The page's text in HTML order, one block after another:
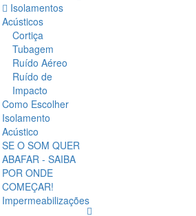
Isolamentos
Acústicos
Cortiça
Tubagem
Ruído Aéreo
Ruído de
Impacto
Como Escolher
Isolamento
Acústico
SE O SOM QUER
ABAFAR - SAIBA
POR ONDE
COMEÇAR!
Impermeabilizações